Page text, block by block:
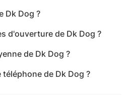
Dk Dog ?
du-Parc - Morbihan
d'ouverture de Dk Dog ?
mardi: Ouvert 24h/24 -
- jeudi: Ouvert 24h/24 -
- samedi: Fermé -
de Dk Dog ?
de Dk Dog ?